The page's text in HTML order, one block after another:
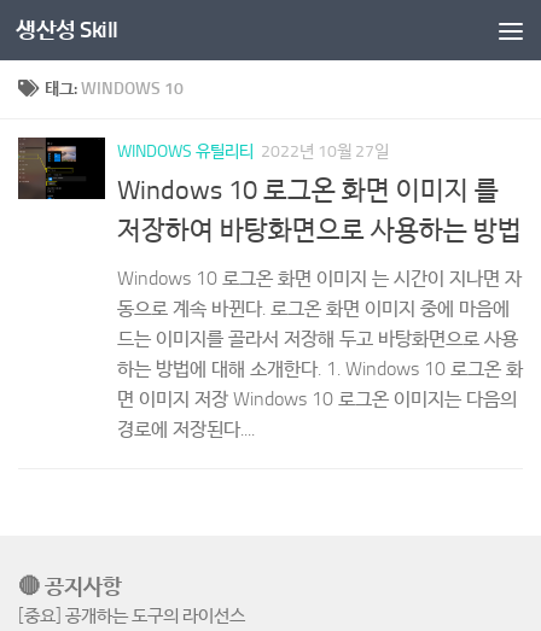
콘텐츠로 건너뛰기
생산성 Skill
태그:WINDOWS 10
WINDOWS 유틸리티 2022년 10월 27일
Windows 10 로그온 화면 이미지 를
저장하여 바탕화면으로 사용하는 방법
Windows 10 로그온 화면 이미지 는 시간이 지나면 자
동으로 계속 바뀐다. 로그온 화면 이미지 중에 마음에
드는 이미지를 골라서 저장해 두고 바탕화면으로 사용
하는 방법에 대해 소개한다. 1. Windows 10 로그온 화
면 이미지 저장 Windows 10 로그온 이미지는 다음의
경로에 저장된다....
🔴 공지사항
[중요] 공개하는 도구의 라이선스